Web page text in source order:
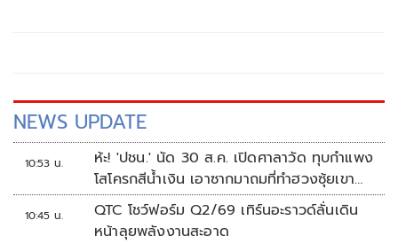
NEWS UPDATE
10:53 น.
ห้ะ! 'ปชน.' นัด 30 ส.ค. เปิดศาลาวัด ทุบกำแพง
โสโครกสีน้ำเงิน เอาซากมาถมที่ทำฮวงซุ้ยเขา
กระโดง
10:45 น.
QTC โชว์ฟอร์ม Q2/69 เทิร์นอะราวด์ลั่นเดิน
หน้าลุยพลังงานสะอาด